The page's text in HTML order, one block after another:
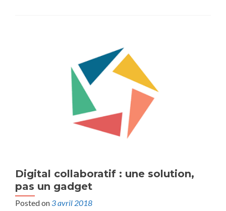
Digital collaboratif : une solution,
pas un gadget
Posted on 3 avril 2018